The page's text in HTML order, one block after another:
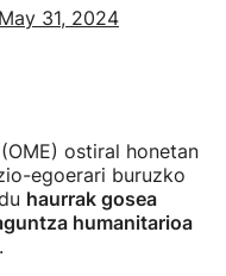
May 31, 2024
ostiral honetan
egoerari buruzko
haurrak gosea
humanitarioa